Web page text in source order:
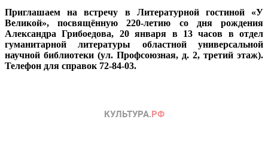
Приглашаем на встречу в Литературной гостиной «У
Великой», посвящённую 220-летию со дня рождения
Александра Грибоедова, 20 января в 13 часов в отдел
гуманитарной литературы областной универсальной
научной библиотеки (ул. Профсоюзная, д. 2, третий этаж).
Телефон для справок 72-84-03.